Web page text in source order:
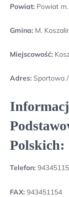
Powiat: Powiat
Gmina: M.
Miejscowość:
Adres: Sportowa
Polskich:
Telefon:
FAX: 943451154